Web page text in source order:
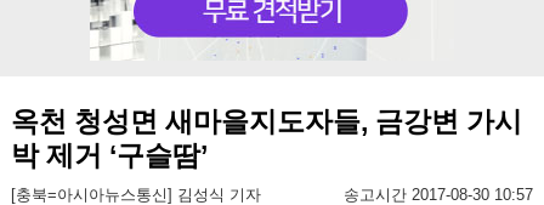
옥천 청성면 새마을지도자들, 금강변 가시
박 제거 ‘구슬땀’
[충북=아시아뉴스통신] 김성식 기자 송고시간 2017-08-30 10:57